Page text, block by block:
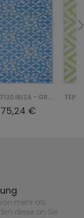
TEPPICH T7120 IBIZA - GRANATOWY
75,24 €
mehr als
diese an Sie